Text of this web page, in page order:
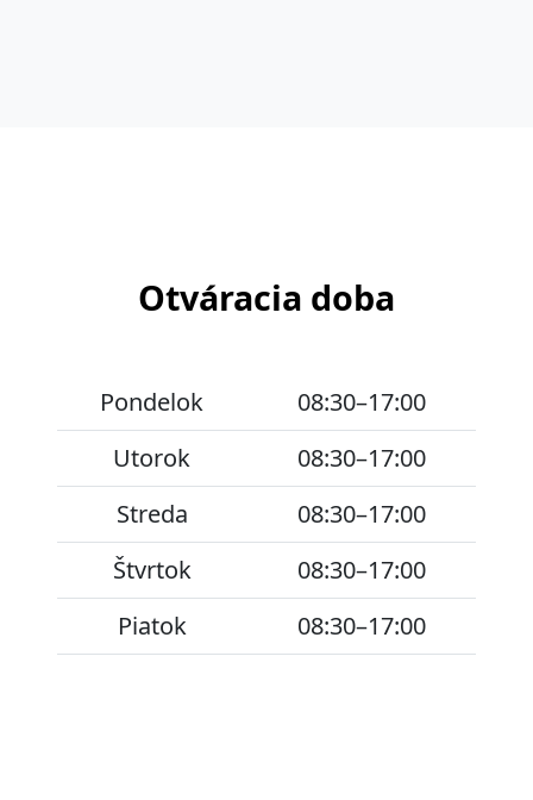
Otváracia doba
Pondelok
08:30–17:00
Utorok
08:30–17:00
Streda
08:30–17:00
Štvrtok
08:30–17:00
Piatok
08:30–17:00